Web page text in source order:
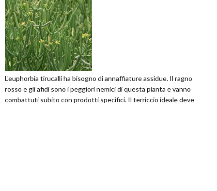
L'euphorbia tirucalli ha bisogno di annaffiature assidue. Il ragno
rosso e gli afidi sono i peggiori nemici di questa pianta e vanno
combattuti subito con prodotti specifici. Il terriccio ideale deve